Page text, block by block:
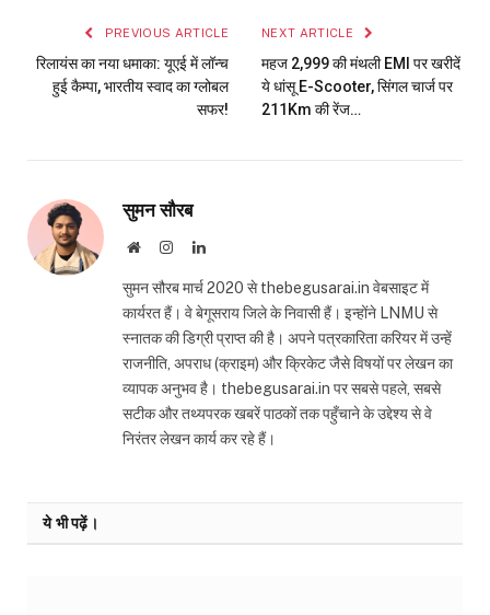
PREVIOUS ARTICLE
रिलायंस का नया धमाका: यूएई में लॉन्च
हुई कैम्पा, भारतीय स्वाद का ग्लोबल
सफर!
NEXT ARTICLE
महज ₹2,999 की मंथली EMI पर खरीदें
ये धांसू E-Scooter, सिंगल चार्ज पर
211Km की रेंज…
सुमन सौरब
WebsiteInstagramLinkedIn
सुमन सौरब मार्च 2020 से thebegusarai.in वेबसाइट में
कार्यरत हैं। वे बेगूसराय जिले के निवासी हैं। इन्होंने LNMU से
स्नातक की डिग्री प्राप्त की है। अपने पत्रकारिता करियर में उन्हें
राजनीति, अपराध (क्राइम) और क्रिकेट जैसे विषयों पर लेखन का
व्यापक अनुभव है। thebegusarai.in पर सबसे पहले, सबसे
सटीक और तथ्यपरक खबरें पाठकों तक पहुँचाने के उद्देश्य से वे
निरंतर लेखन कार्य कर रहे हैं।
ये भी पढ़ें।